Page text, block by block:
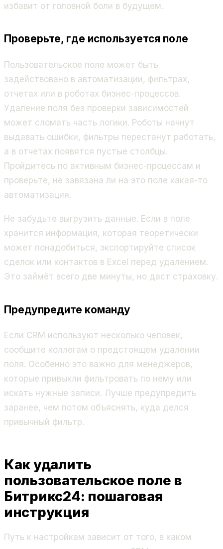
избавит от головной боли в будущем.
Проверьте, где используется поле
Пользовательское поле может быть
задействовано в автоматизации, фильтрах,
отчетах или в роботах бизнес-процессов.
Удаление поля без проверки зависимостей
может сломать часть логики. Роботы начнут
выдавать ошибки, фильтры перестанут работать,
а в отчетах появятся пустые столбцы.
Пройдитесь по активным бизнес-процессам и
проверьте, не завязана ли на это поле какая-то
автоматизация.
Не забудьте выгрузить данные. Если в поле
хранится информация, которая теоретически
может понадобиться, экспортируйте список
сделок или контактов в Excel перед удалением.
Это займёт всего две минуты, но даст страховку.
Предупредите команду
Если CRM используют несколько человек,
сообщите коллегам о предстоящем удалении
поля. Особенно это важно для менеджеров,
которые привыкли фильтровать по нему или
искать нужные записи. Лучше предупредить
заранее, чем потом объяснять, куда делся
привычный фильтр.
Как удалить
пользовательское поле в
Битрикс24: пошаговая
инструкция
Путь к настройкам зависит от того, в каком